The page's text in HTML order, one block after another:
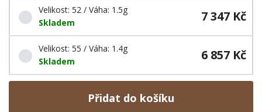
Velikost: 52 / Váha: 1.5g
Skladem
7 347 Kč
Velikost: 55 / Váha: 1.4g
Skladem
6 857 Kč
Přidat do košíku